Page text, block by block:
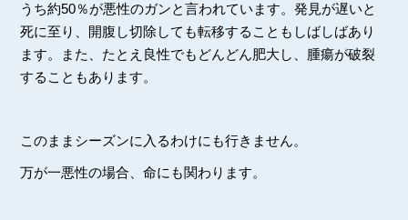
うち約50％が悪性のガンと言われています。発見が遅いと
死に至り、開腹し切除しても転移することもしばしばあり
ます。また、たとえ良性でもどんどん肥大し、腫瘍が破裂
することもあります。
このままシーズンに入るわけにも行きません。
万が一悪性の場合、命にも関わります。